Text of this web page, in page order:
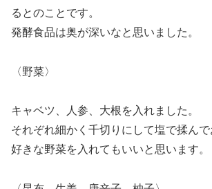
るとのことです。
発酵食品は奥が深いなと思いました。
〈野菜〉
キャベツ、人参、大根を入れました。
それぞれ細かく千切りにして塩で揉ん
好きな野菜を入れてもいいと思います。